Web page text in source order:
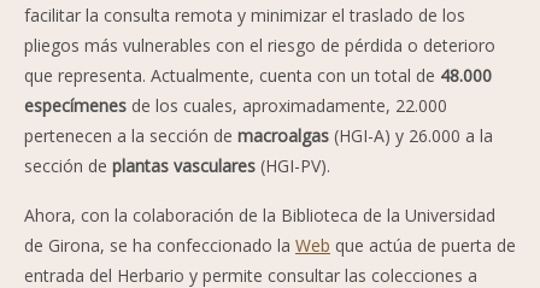
facilitar la consulta remota y minimizar el traslado de los
pliegos más vulnerables con el riesgo de pérdida o deterioro
que representa. Actualmente, cuenta con un total de 48.000
especímenes de los cuales, aproximadamente, 22.000
pertenecen a la sección de macroalgas (HGI-A) y 26.000 a la
sección de plantas vasculares (HGI-PV).
Ahora, con la colaboración de la Biblioteca de la Universidad
de Girona, se ha confeccionado la Web que actúa de puerta de
entrada del Herbario y permite consultar las colecciones a